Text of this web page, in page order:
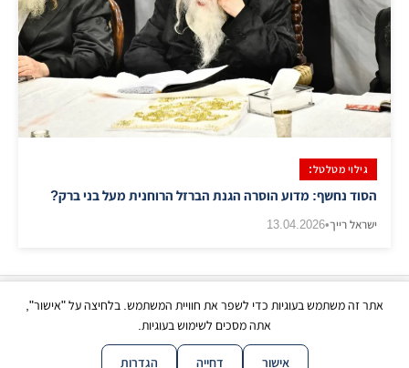
​גילוי מטלטל:
הסוד נחשף: מדוע הוסרה הגנת הברזל הרוחנית מעל בני ברק?
ישראל רייך•
13.04.2026
אתר זה משתמש בעוגיות כדי לשפר את חוויית המשתמש. בלחיצה על "אישור",
אתה מסכים לשימוש בעוגיות.
אישור דחייה הגדרות
כל הזכויות שמורות | © בני ברק עכשיו 2026
צור קשר|תנאי שימוש|פרטיות נגישות |מפת אתר